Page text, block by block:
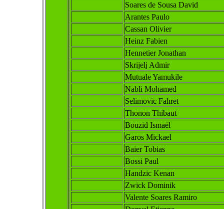
Soares de Sousa David
Arantes Paulo
Cassan Olivier
Heinz Fabien
Hennetier Jonathan
Skrijelj Admir
Mutuale Yamukile
Nabli Mohamed
Selimovic Fahret
Thonon Thibaut
Bouzid Ismaël
Garos Mickael
Baier Tobias
Bossi Paul
Handzic Kenan
Zwick Dominik
Valente Soares Ramiro